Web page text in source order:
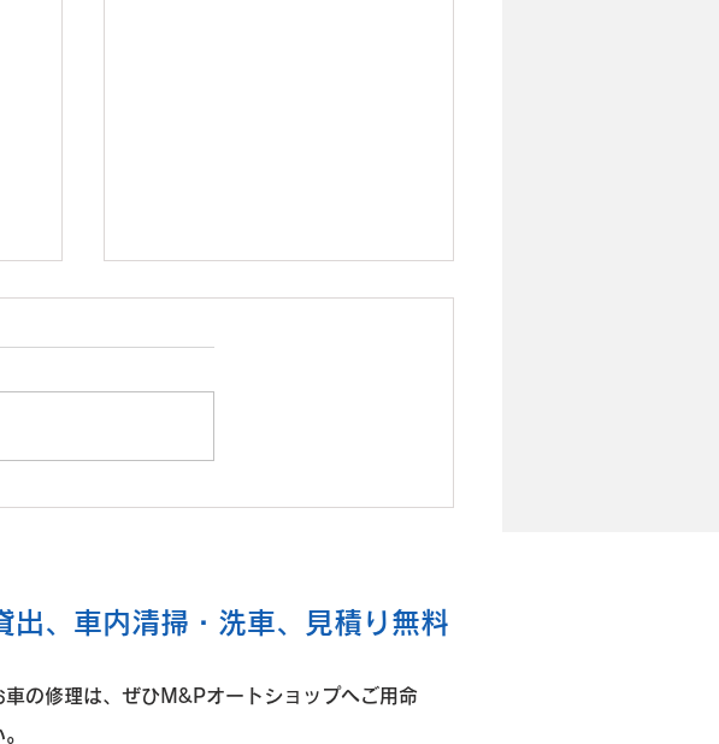
ン
K様 トヨタ ヤリス 右Frド
出、車内清掃・洗車、見積り無料
車の修理は、ぜひM&Pオートショップへご用命